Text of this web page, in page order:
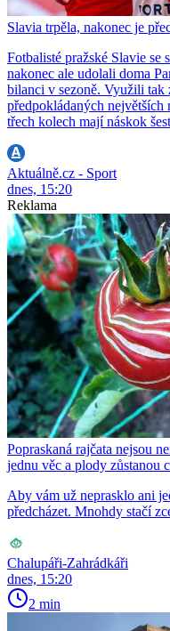
Slavia trpěla, nakonec je
Fotbalisté pražské Slavie
nakonec ale udolali doma
bilanci v sezoně. Využili tak
předpokládaných
třech kolech mají náskok
Aktuálně.cz - Sport
dnes, 15:20
Reklama
Popraskaná rajčata nejsou
jednu věc a plody zůstanou
Aby vám už neprasklo ani
předcházet. Mnohdy stačí
Chalupáři-Zahrádkáři
dnes, 15:20
2 min